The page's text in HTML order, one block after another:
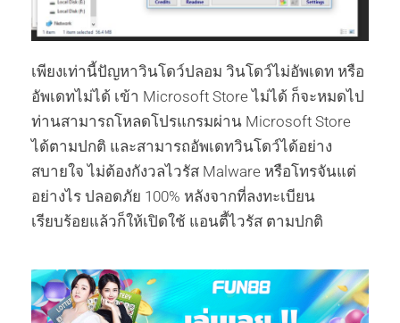
เพียงเท่านี้ปัญหาวินโดว์ปลอม วินโดว์ไม่อัพเดท หรือ
อัพเดทไม่ได้ เข้า Microsoft Store ไม่ได้ ก็จะหมดไป
ท่านสามารถโหลดโปรแกรมผ่าน Microsoft Store
ได้ตามปกติ และสามารถอัพเดทวินโดว์ได้อย่าง
สบายใจ ไม่ต้องกังวลไวรัส Malware หรือโทรจันแต่
อย่างไร ปลอดภัย 100% หลังจากที่ลงทะเบียน
เรียบร้อยแล้วก็ให้เปิดใช้ แอนตี้ไวรัส ตามปกติ